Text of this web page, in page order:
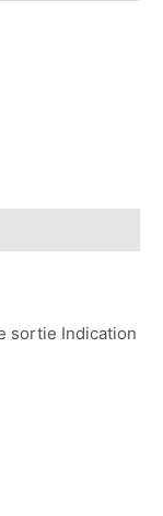
sortie Indication